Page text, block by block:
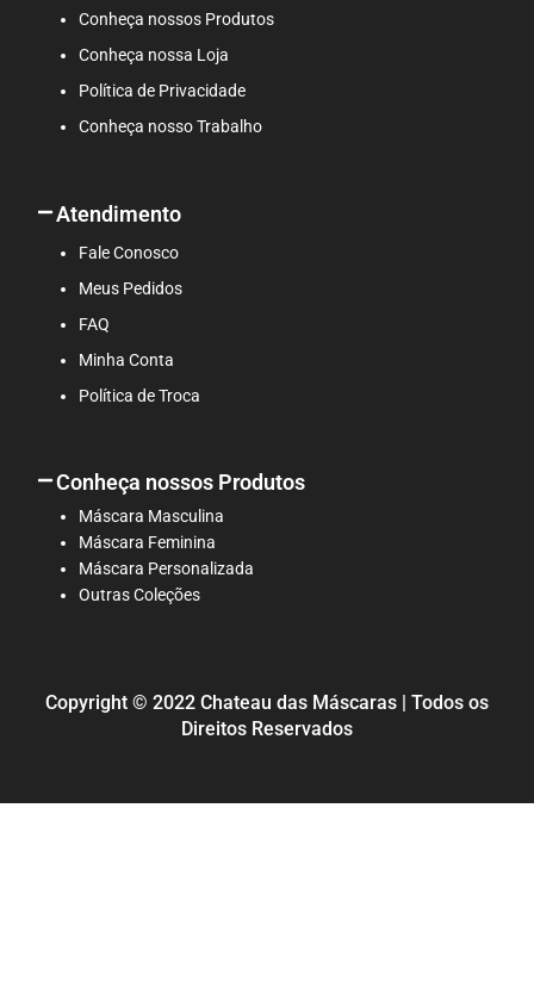
Conheça nossos Produtos
Conheça nossa Loja
Política de Privacidade
Conheça nosso Trabalho
Atendimento
Fale Conosco
Meus Pedidos
FAQ
Minha Conta
Política de Troca
Conheça nossos Produtos
Máscara Masculina
Máscara Feminina
Máscara Personalizada
Outras Coleções
Copyright © 2022 Chateau das Máscaras | Todos os
Direitos Reservados